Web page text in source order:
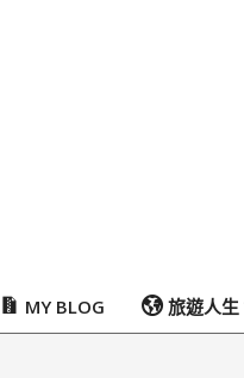
MY BLOG 旅遊人生